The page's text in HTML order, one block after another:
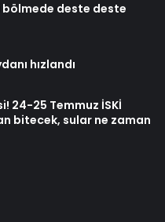
deste deste
hızlandı
24-25 Temmuz İSKİ
bitecek, sular ne zaman